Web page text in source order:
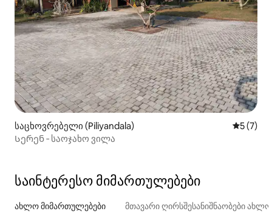
საცხოვრებელი (Piliyandala)
5 (7)
Სერენ ‑ საოჯახო ვილა
საინტერესო მიმართულებები
ახლო მიმართულებები მთავარი ღირსშესანიშნაობები